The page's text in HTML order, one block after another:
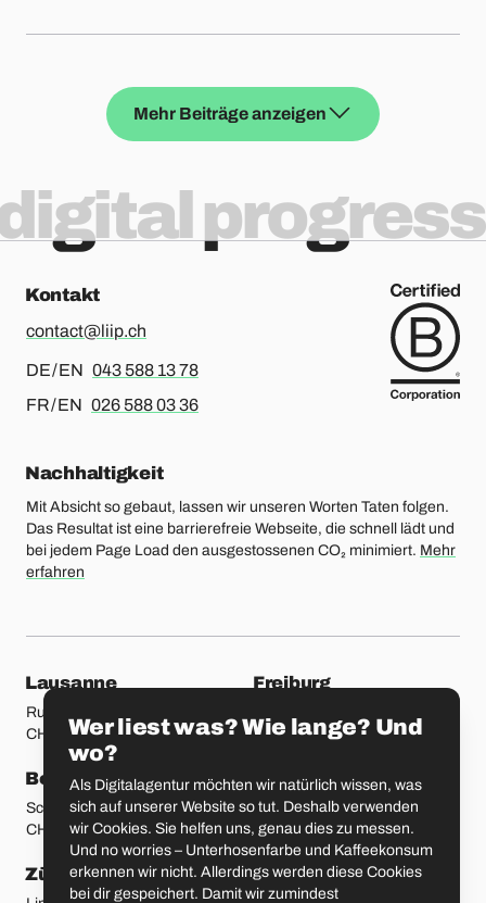
Mehr Beiträge anzeigen
progress
Kontakt
contact@liip.ch
DE / EN Für Deutsch oder Englisch, bitte anrufen
043 588 13 78
FR / EN Für Französisch oder Englisch, bitte anrufen
026 588 03 36
Nachhaltigkeit
Mit Absicht so gebaut, lassen wir unseren Worten Taten folgen.
Das Resultat ist eine barrierefreie Webseite, die schnell lädt und
bei jedem Page Load den ausgestossenen CO₂ minimiert. Mehr
erfahren
unsere Standorte
Lausanne
Rue Etraz 4
CH-1003 Lausanne
Freiburg
CH-1700 Freiburg
Bern
Schmiedenplatz 5
CH-3011 Bern
Basel
Sattelgasse 4
CH-4051 Basel
Zürich St. Gallen
Wer liest was? Wie lange? Und
wo?
Als Digitalagentur möchten wir natürlich wissen, was
sich auf unserer Website so tut. Deshalb verwenden
wir Cookies. Sie helfen uns, genau dies zu messen.
Und no worries – Unterhosenfarbe und Kaffeekonsum
erkennen wir nicht. Allerdings werden diese Cookies
bei dir gespeichert. Damit wir zumindest